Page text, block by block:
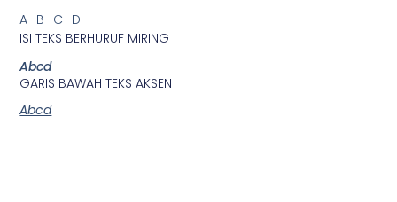
ABCD
ISI TEKS BERHURUF MIRING
Abcd
GARIS BAWAH TEKS AKSEN
Abcd